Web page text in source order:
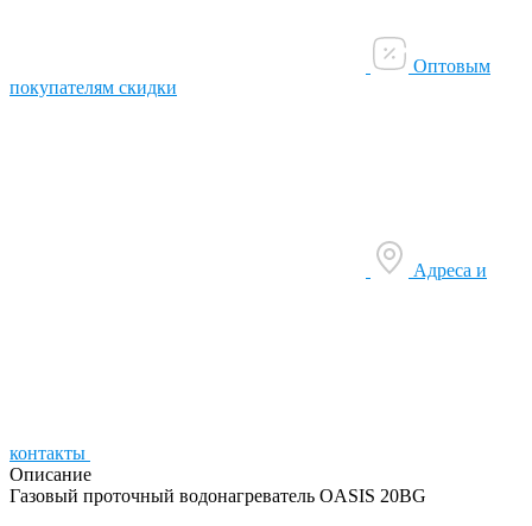
Оптовым
покупателям скидки
Адреса и
контакты
Описание
Газовый проточный водонагреватель OASIS 20BG